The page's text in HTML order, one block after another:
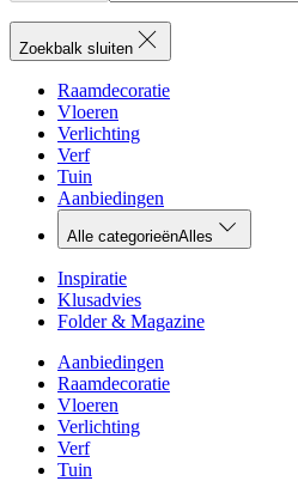
Zoekbalk sluiten
Raamdecoratie
Vloeren
Verlichting
Verf
Tuin
Aanbiedingen
Alle categorieënAlles
Inspiratie
Klusadvies
Folder & Magazine
Aanbiedingen
Raamdecoratie
Vloeren
Verlichting
Verf
Tuin